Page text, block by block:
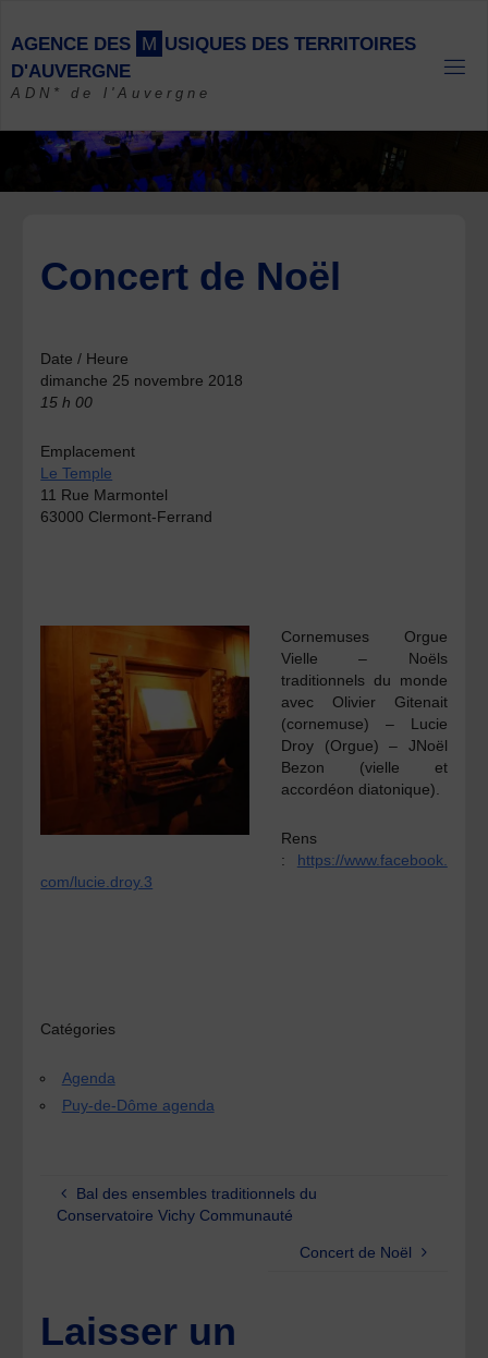
content
AGENCE DES M USIQUES DES TERRITOIRES
D'AUVERGNE
ADN* de l'Auvergne
Concert de Noël
Date / Heure
dimanche 25 novembre 2018
15 h 00
Emplacement
Le Temple
11 Rue Marmontel
63000 Clermont-Ferrand
Cornemuses Orgue
Vielle – Noëls
traditionnels du monde
avec Olivier Gitenait
(cornemuse) – Lucie
Droy (Orgue) – JNoël
Bezon (vielle et
accordéon diatonique).
Rens
:
https://www.facebook.
com/lucie.droy.3
Catégories
Agenda
Puy-de-Dôme agenda
Bal des ensembles traditionnels du
Conservatoire Vichy Communauté
Concert de Noël
Laisser un